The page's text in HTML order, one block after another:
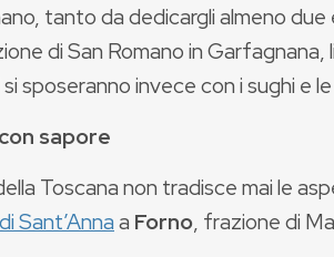
tanto da dedicargli almeno
di San Romano in
si sposeranno invece con i sughi e
sapore
Toscana non tradisce mai le
Sant’Annaa Forno, frazione di